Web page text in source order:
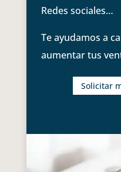
Redes sociales…
Te ayudamos a
aumentar tus
Solicitar